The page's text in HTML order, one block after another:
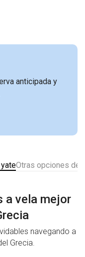
anticipada y
Otras opciones de
a vela mejor
navegando a
Grecia.